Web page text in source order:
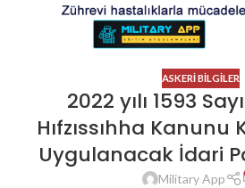
ASKERI BILGILER
2022 yılı 1593
Hıfzıssıhha Kanunu
Uygulanacak İdari
Military App